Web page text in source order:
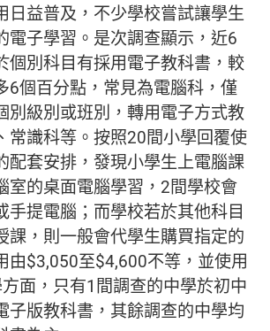
日益普及，不少學校嘗試讓學生
電子學習。是次調查顯示，近6
個別科目有採用電子教科書，較
6個百分點，常見為電腦科，僅
別級別或班別，轉用電子方式教
常識科等。按照20間小學回覆使
配套安排，發現小學生上電腦課
室的桌面電腦學習，2間學校會
手提電腦；而學校若於其他科目
課，則一般會代學生購買指定的
由$3,050至$4,600不等，並使用
面，只有1間調查的中學於初中
子版教科書，其餘調查的中學均